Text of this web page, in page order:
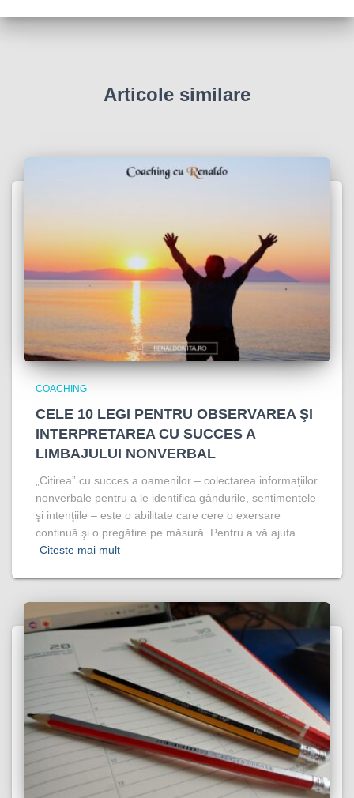
Articole similare
COACHING
CELE 10 LEGI PENTRU OBSERVAREA ŞI
INTERPRETAREA CU SUCCES A
LIMBAJULUI NONVERBAL
„Citirea” cu succes a oamenilor – colectarea informaţiilor
nonverbale pentru a le identifica gândurile, sentimentele
şi intenţiile – este o abilitate care cere o exersare
continuă şi o pregătire pe măsură. Pentru a vă ajuta
Citește mai mult